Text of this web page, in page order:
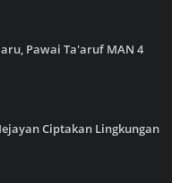
Pawai Ta'aruf MAN 4
Ciptakan Lingkungan